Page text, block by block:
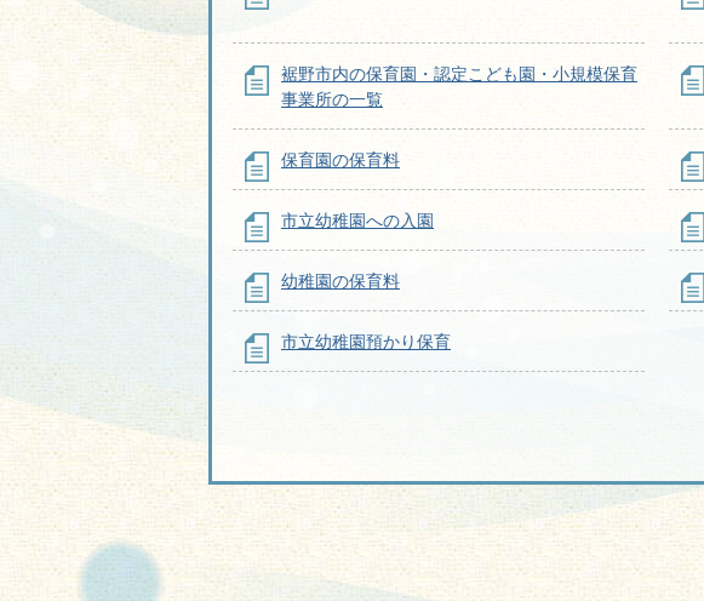
裾野市内の保育園・認定こども園・小規模保育
事業所の一覧
保育園の保育料
市立幼稚園への入園
幼稚園の保育料
市立幼稚園預かり保育